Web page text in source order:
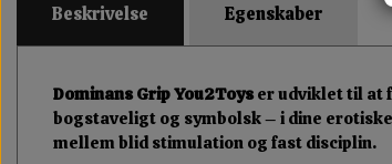
Beskrivelse Egenskaber
Dominans Grip You2Toyser udviklet til at
bogstaveligt og symbolsk – i dine
mellem blid stimulation og fast disciplin.